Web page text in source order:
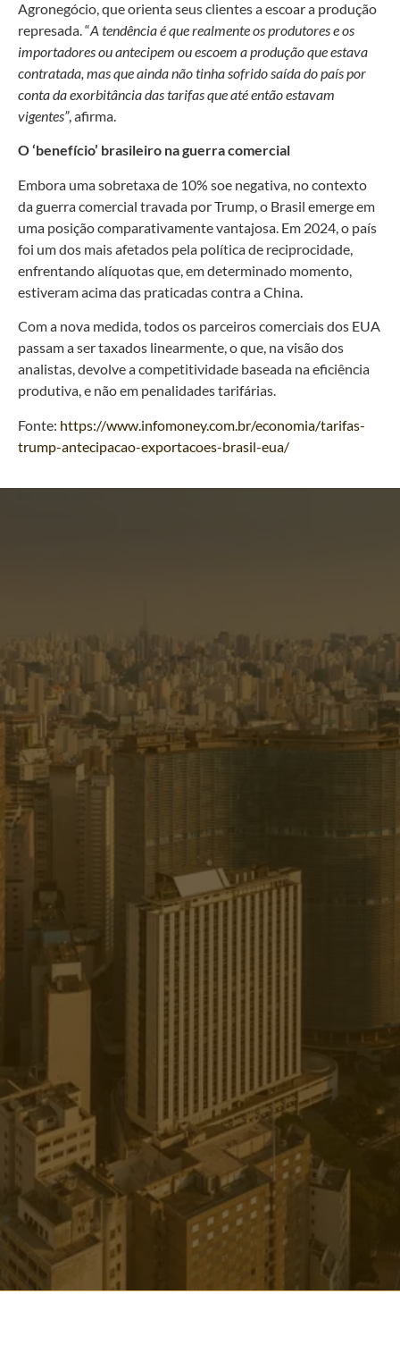
Agronegócio, que orienta seus clientes a escoar a produção
represada. “A tendência é que realmente os produtores e os
importadores ou antecipem ou escoem a produção que estava
contratada, mas que ainda não tinha sofrido saída do país por
conta da exorbitância das tarifas que até então estavam
vigentes”, afirma.
O ‘benefício’ brasileiro na guerra comercial
Embora uma sobretaxa de 10% soe negativa, no contexto
da guerra comercial travada por Trump, o Brasil emerge em
uma posição comparativamente vantajosa. Em 2024, o país
foi um dos mais afetados pela política de reciprocidade,
enfrentando alíquotas que, em determinado momento,
estiveram acima das praticadas contra a China.
Com a nova medida, todos os parceiros comerciais dos EUA
passam a ser taxados linearmente, o que, na visão dos
analistas, devolve a competitividade baseada na eficiência
produtiva, e não em penalidades tarifárias.
Fonte: https://www.infomoney.com.br/economia/tarifas-
trump-antecipacao-exportacoes-brasil-eua/